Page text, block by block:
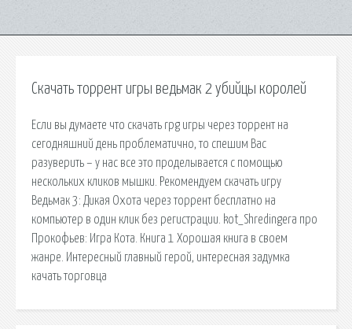
Скачать торрент игры ведьмак 2 убийцы королей
Если вы думаете что скачать rpg игры через торрент на
сегодняшний день проблематично, то спешим Вас
разуверить – у нас все это проделывается с помощью
нескольких кликов мышки. Рекомендуем скачать игру
Ведьмак 3: Дикая Охота через торрент бесплатно на
компьютер в один клик без регистрации. kot_Shredingera про
Прокофьев: Игра Кота. Книга 1 Хорошая книга в своем
жанре. Интересный главный герой, интересная задумка
качать торговца